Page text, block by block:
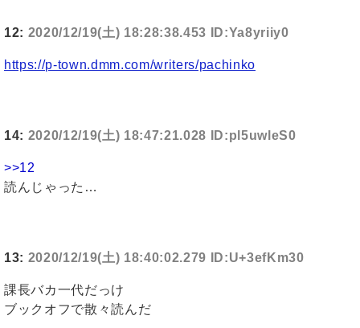
12: 2020/12/19(土) 18:28:38.453 ID:Ya8yriiy0
https://p-town.dmm.com/writers/pachinko
14: 2020/12/19(土) 18:47:21.028 ID:pl5uwleS0
>>12
読んじゃった…
13: 2020/12/19(土) 18:40:02.279 ID:U+3efKm30
課長バカ一代だっけ
ブックオフで散々読んだ